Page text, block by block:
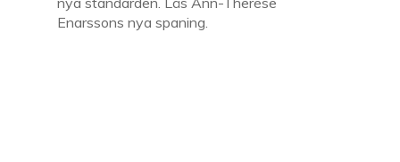
Enarssons nya spaning.